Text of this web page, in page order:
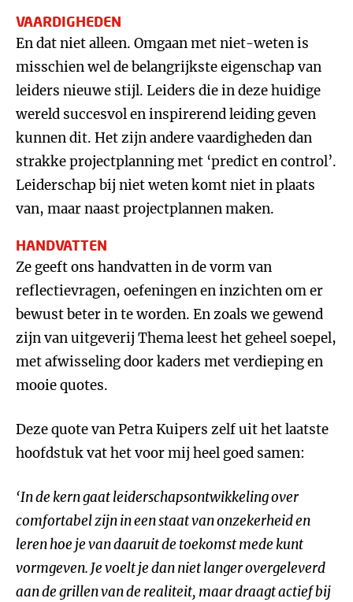
VAARDIGHEDEN
En dat niet alleen. Omgaan met niet-weten is
misschien wel de belangrijkste eigenschap van
leiders nieuwe stijl. Leiders die in deze huidige
wereld succesvol en inspirerend leiding geven
kunnen dit. Het zijn andere vaardigheden dan
strakke projectplanning met ‘predict en control’.
Leiderschap bij niet weten komt niet in plaats
van, maar naast projectplannen maken.
HANDVATTEN
Ze geeft ons handvatten in de vorm van
reflectievragen, oefeningen en inzichten om er
bewust beter in te worden. En zoals we gewend
zijn van uitgeverij Thema leest het geheel soepel,
met afwisseling door kaders met verdieping en
mooie quotes.
Deze quote van Petra Kuipers zelf uit het laatste
hoofdstuk vat het voor mij heel goed samen:
‘In de kern gaat leiderschapsontwikkeling over
comfortabel zijn in een staat van onzekerheid en
leren hoe je van daaruit de toekomst mede kunt
vormgeven. Je voelt je dan niet langer overgeleverd
aan de grillen van de realiteit, maar draagt actief bij